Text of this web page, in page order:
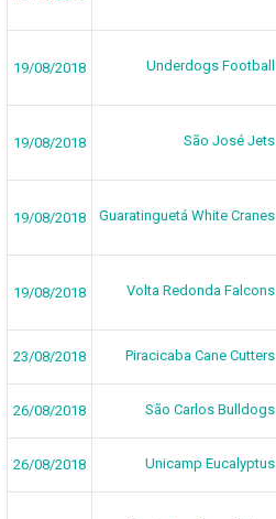
19/08/2018 Underdogs Football
19/08/2018 São José Jets
19/08/2018 Guaratinguetá White Cranes
19/08/2018 Volta Redonda Falcons
23/08/2018 Piracicaba Cane Cutters
26/08/2018 São Carlos Bulldogs
26/08/2018 Unicamp Eucalyptus